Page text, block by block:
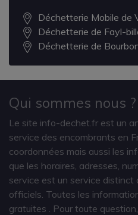
Déchetterie Mobile de
Déchetterie de Fayl-
Déchetterie de
Qui sommes nous ?
Le site info-dechet.fr est un
service des encombrants en
coordonnées mais aussi les
que les horaires, adresses,
service est un service distinct
officiels. Toutes les
gratuites
. Pour toute